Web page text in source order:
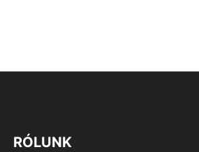
RÓLUNK